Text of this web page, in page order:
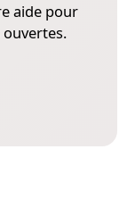
aide pour